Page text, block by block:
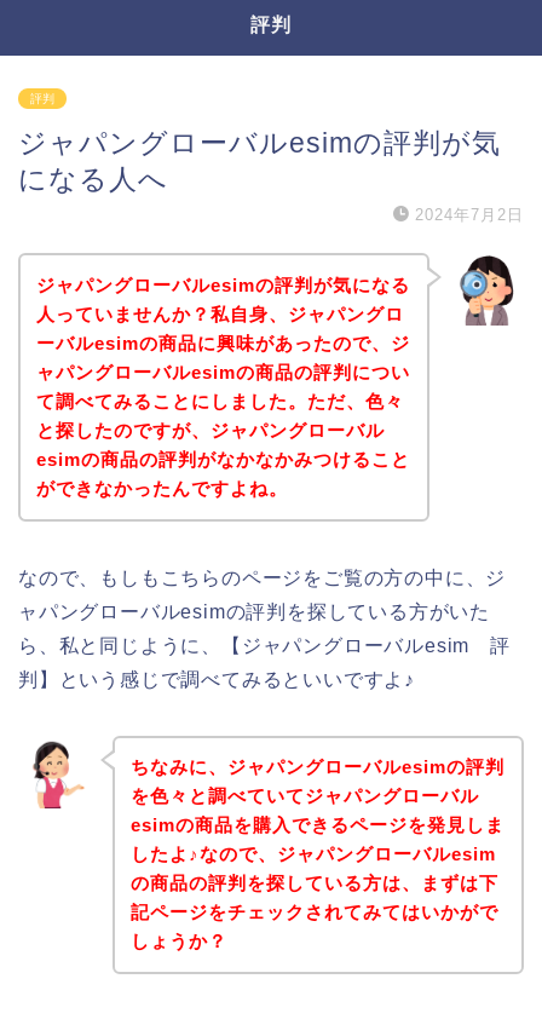
評判
評判
ジャパングローバルesimの評判が気
になる人へ
2024年7月2日
ジャパングローバルesimの評判が気になる
人っていませんか？私自身、ジャパングロ
ーバルesimの商品に興味があったので、ジ
ャパングローバルesimの商品の評判につい
て調べてみることにしました。ただ、色々
と探したのですが、ジャパングローバル
esimの商品の評判がなかなかみつけること
ができなかったんですよね。
なので、もしもこちらのページをご覧の方の中に、ジ
ャパングローバルesimの評判を探している方がいた
ら、私と同じように、【ジャパングローバルesim 評
判】という感じで調べてみるといいですよ♪
ちなみに、ジャパングローバルesimの評判
を色々と調べていてジャパングローバル
esimの商品を購入できるページを発見しま
したよ♪なので、ジャパングローバルesim
の商品の評判を探している方は、まずは下
記ページをチェックされてみてはいかがで
しょうか？